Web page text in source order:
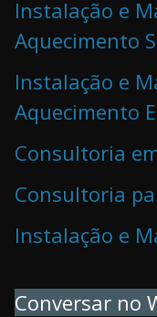
Instalação e
Aquecimento
Instalação e
Aquecimento
Consultoria
Consultoria
Instalação e
Conversar no